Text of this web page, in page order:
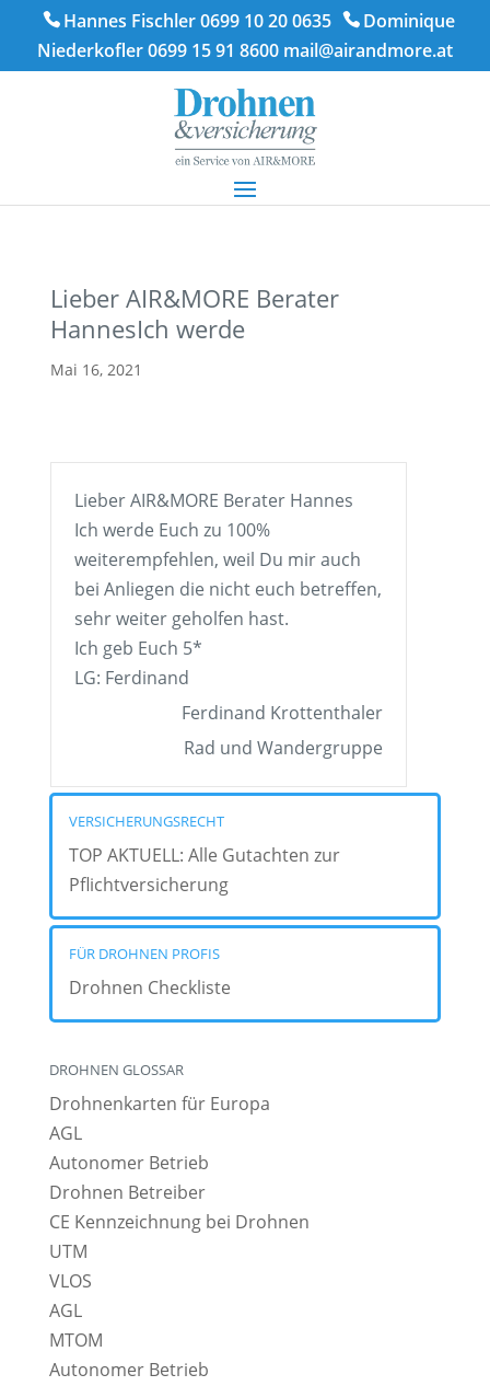
Hannes Fischler 0699 10 20 0635
Dominique
Niederkofler 0699 15 91 8600 mail@airandmore.at
Lieber AIR&MORE Berater
HannesIch werde
Mai 16, 2021
Lieber AIR&MORE Berater Hannes
Ich werde Euch zu 100%
weiterempfehlen, weil Du mir auch
bei Anliegen die nicht euch betreffen,
sehr weiter geholfen hast.
Ich geb Euch 5*
LG: Ferdinand
Ferdinand Krottenthaler
Rad und Wandergruppe
VERSICHERUNGSRECHT
TOP AKTUELL: Alle Gutachten zur
Pflichtversicherung
FÜR DROHNEN PROFIS
Drohnen Checkliste
DROHNEN GLOSSAR
Drohnenkarten für Europa
AGL
Autonomer Betrieb
Drohnen Betreiber
CE Kennzeichnung bei Drohnen
UTM
VLOS
AGL
MTOM
Autonomer Betrieb